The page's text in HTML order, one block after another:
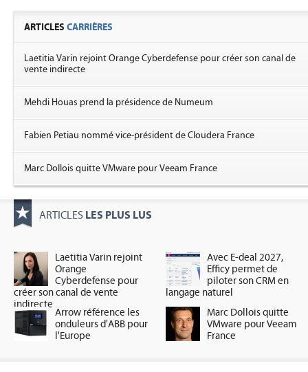
ARTICLES CARRIÈRES
Laetitia Varin rejoint Orange Cyberdefense pour créer son canal de
vente indirecte
Mehdi Houas prend la présidence de Numeum
Fabien Petiau nommé vice-président de Cloudera France
Marc Dollois quitte VMware pour Veeam France
ARTICLES LES PLUS LUS
Laetitia Varin rejoint
Orange
Cyberdefense pour
créer son canal de vente
indirecte
Avec E-deal 2027,
Efficy permet de
piloter son CRM en
langage naturel
Arrow référence les
onduleurs d'ABB pour
l'Europe
Marc Dollois quitte
VMware pour Veeam
France